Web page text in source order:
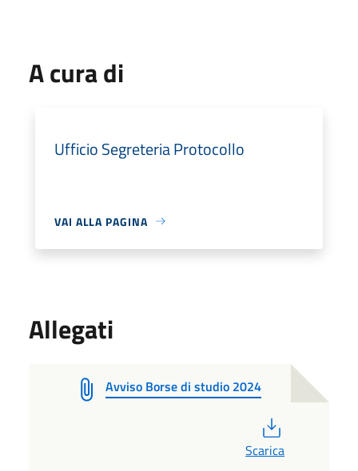
A cura di
Ufficio Segreteria Protocollo
VAI ALLA PAGINA
Allegati
Avviso Borse di studio 2024
Scarica